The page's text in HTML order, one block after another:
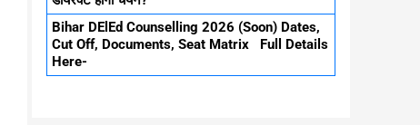
Bihar DElEd Counselling 2026 (Soon) Dates,
Cut Off, Documents, Seat Matrix Full Details
Here-